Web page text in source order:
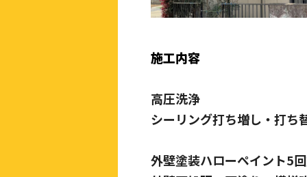
施工内容
高圧洗浄
シーリング打ち増し・打ち
外壁塗装ハローペイント5